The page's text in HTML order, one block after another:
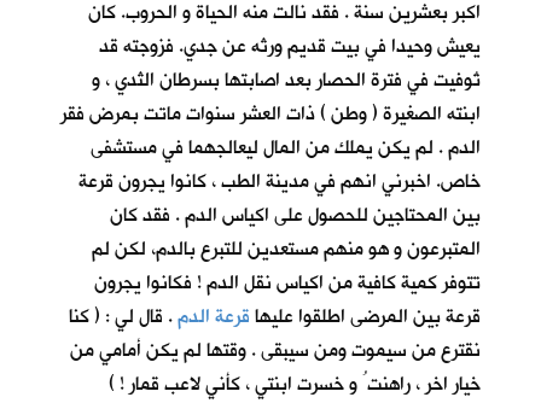
اكبر بعشرين سنة . فقد نالت منه الحياة و الحروب. كان
يعيش وحيدا في بيت قديم ورثه عن جدي. فزوجته قد
تُوفيت في فترة الحصار بعد اصابتها بسرطان الثدي ، و
ابنته الصغيرة ( وطن ) ذات العشر سنوات ماتت بمرض فقر
الدم . لم يكن يملك من المال ليعالجهما في مستشفى
خاص. اخبرني انهم في مدينة الطب ، كانوا يجرون قرعة
بين المحتاجين للحصول على اكياس الدم . فقد كان
المتبرعون و هو منهم مستعدين للتبرع بالدم، لكن لم
تتوفر كمية كافية من اكياس نقل الدم ! فكانوا يجرون
قرعة بين المرضى اطلقوا عليهاقرعة الدم. قال لي : ( كنا
نقترع من سيموت ومن سيبقى . وقتها لم يكن أمامي من
خيار اخر ، راهنت ُ و خسرت ابنتي ، كأني لاعب قمار ! )